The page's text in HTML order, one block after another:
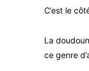
C’est le
La
ce genre